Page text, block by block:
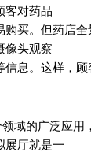
客对药品
购买。但
像头观察
息。这样
的广泛应用
展厅就是一